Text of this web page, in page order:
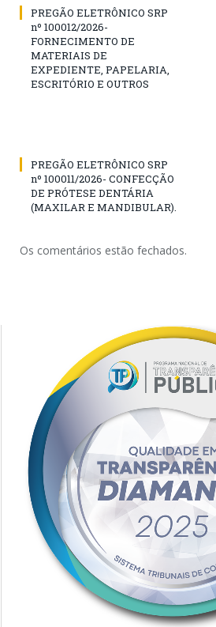
PREGÃO ELETRÔNICO SRP
nº 100012/2026-
FORNECIMENTO DE
MATERIAIS DE
EXPEDIENTE, PAPELARIA,
ESCRITÓRIO E OUTROS
PREGÃO ELETRÔNICO SRP
nº 100011/2026- CONFECÇÃO
DE PRÓTESE DENTÁRIA
(MAXILAR E MANDIBULAR).
Os comentários estão fechados.